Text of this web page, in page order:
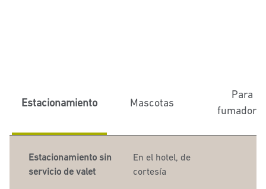
Estacionamiento Mascotas
Para
Estacionamiento sin
servicio de valet
En el hotel, de
cortesía